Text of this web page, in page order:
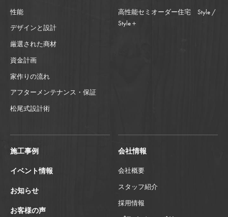
性能
デザインと設計
厳選された商材
資金計画
家作りの流れ
アフターメンテナンス・保証
松尾式設計術
高性能セミオーダー住宅 Style /
Style＋
施工事例
イベント情報
お知らせ
お客様の声
会社情報
会社概要
スタッフ紹介
採用情報